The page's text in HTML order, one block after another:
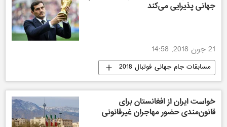
جهانی پذیرایی می‌کند
21 جون 2018, 14:58
مسابقات جام جهانی فوتبال 2018
اخبار مسابقات جام جهانی فوتبال 2018
جهان
افغانستان
خواست ایران از افغانستان برای
قانون‌مندی حضور مهاجران غیرقانونی